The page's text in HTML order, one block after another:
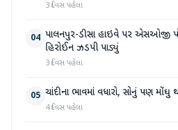
3 દિવસ પહેલા
04 પાલનપુર-ડીસા હાઇવે પર એસઓજી
હિરોઈન ઝડપી પાડ્યું
3 દિવસ પહેલા
05 ચાંદીના ભાવમાં વધારો, સોનું પણ મોંઘુ
4 દિવસ પહેલા